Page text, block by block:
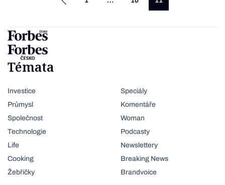
Témata
Investice
Průmysl
Společnost
Technologie
Life
Cooking
Žebříčky
Speciály
Komentáře
Woman
Podcasty
Newslettery
Breaking News
Brandvoice